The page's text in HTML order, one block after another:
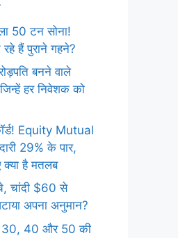
50 टन सोना!
रहे हैं पुराने गहने?
बनने वाले
हर निवेशक को
Equity Mutual
29% के पार,
क्या है मतलब
चांदी $60 से
अपना अनुमान?
30, 40 और 50 की